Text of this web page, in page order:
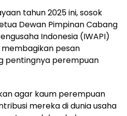
tahun 2025 ini, sosok
Dewan Pimpinan Cabang
Indonesia (IWAPI)
pesan
pentingnya perempuan
agar kaum perempuan
mereka di dunia usaha